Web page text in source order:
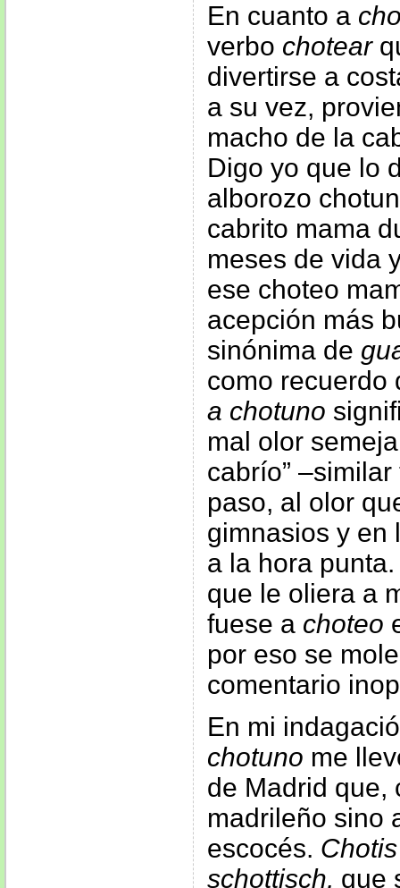
En cuanto a
verbo chotear
divertirse a
a su vez,
macho de la
Digo yo que lo
alborozo
cabrito mama
meses de vida
ese choteo
acepción más
sinónima de
como
a chotuno
mal olor
cabrío”
paso, al olor
gimnasios y en
a la hora
que le oliera a
fuese a choteo
por eso se
comentario
En mi
chotuno me
de Madrid que,
madrileño sino
escocés. Chotis
schottisch, que